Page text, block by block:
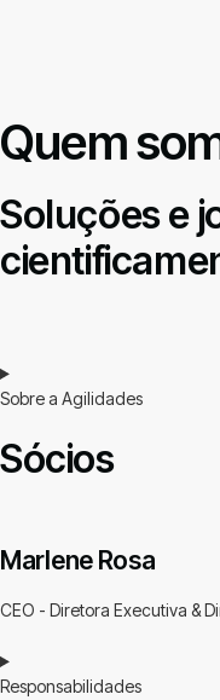
Quem
Soluções e
Sobre a Agilidades
Sócios
Marlene Rosa
CEO - Diretora Executiva &
Responsabilidades